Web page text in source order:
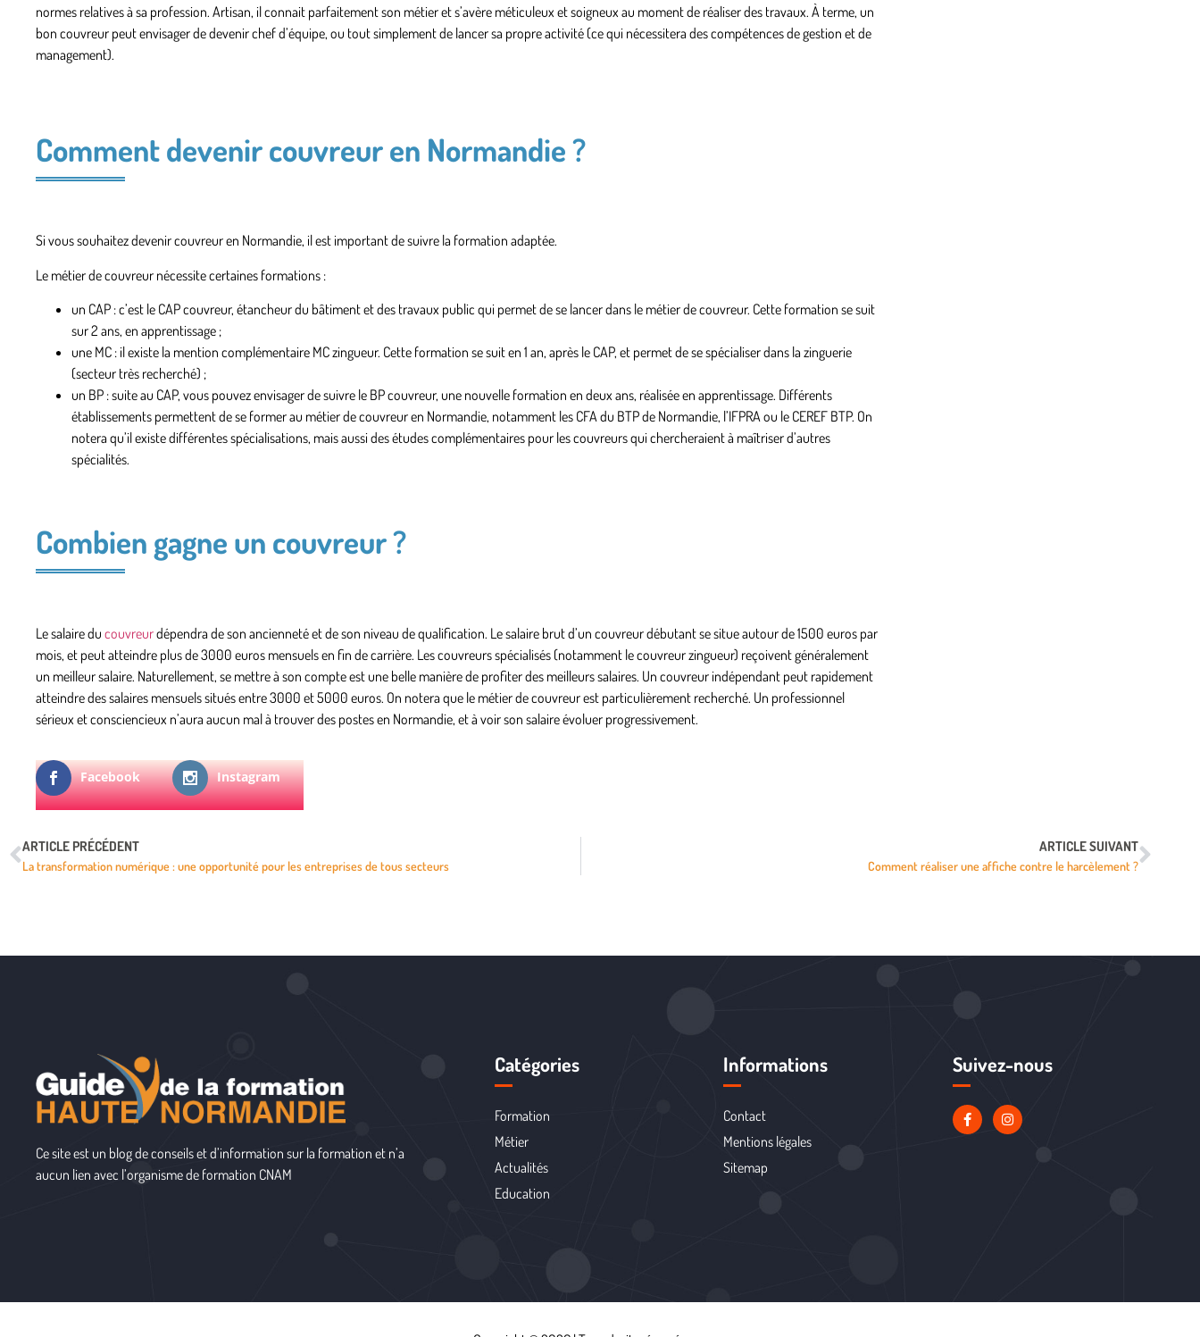
normes relatives à sa profession. Artisan, il connait parfaitement son métier et s’avère méticuleux et soigneux au moment de réaliser des travaux. À terme, un
bon couvreur peut envisager de devenir chef d’équipe, ou tout simplement de lancer sa propre activité (ce qui nécessitera des compétences de gestion et de
management).
Comment devenir couvreur en Normandie ?
Si vous souhaitez devenir couvreur en Normandie, il est important de suivre la formation adaptée.
Le métier de couvreur nécessite certaines formations :
un CAP :c’est le CAP couvreur, étancheur du bâtiment et des travaux public qui permet de se lancer dans le métier de couvreur. Cette formation se suit
sur 2 ans, en apprentissage ;
une MC : il existe la mention complémentaire MC zingueur. Cette formation se suit en 1 an, après le CAP, et permet de se spécialiser dans la zinguerie
(secteur très recherché) ;
un BP :suite au CAP, vous pouvez envisager de suivre le BP couvreur, une nouvelle formation en deux ans, réalisée en apprentissage. Différents
établissements permettent de se former au métier de couvreur en Normandie, notamment les CFA du BTP de Normandie, l’IFPRA ou le CEREF BTP. On
notera qu’il existe différentes spécialisations, mais aussi des études complémentaires pour les couvreurs qui chercheraient à maîtriser d’autres
spécialités.
Combien gagne un couvreur ?
Le salaire du couvreurdépendra de son ancienneté et de son niveau de qualification. Le salaire brut d’un couvreur débutant se situe autour de 1500 euros par
mois, et peut atteindre plus de 3000 euros mensuels en fin de carrière. Les couvreurs spécialisés (notamment le couvreur zingueur) reçoivent généralement
un meilleur salaire. Naturellement, se mettre à son compte est une belle manière de profiter des meilleurs salaires. Un couvreur indépendant peut rapidement
atteindre des salaires mensuels situés entre 3000 et 5000 euros. On notera que le métier de couvreur est particulièrement recherché. Un professionnel
sérieux et consciencieux n’aura aucun mal à trouver des postes en Normandie, et à voir son salaire évoluer progressivement.
Facebook Instagram
ARTICLE PRÉCÉDENT
La transformation numérique : une opportunité pour les entreprises de tous secteurs
ARTICLE SUIVANT
Comment réaliser une affiche contre le harcèlement ?
Ce site est un blog de conseils et d’information sur la formation et n’a
aucun lien avec l’organisme de formation CNAM
Catégories
Formation
Métier
Actualités
Education
Informations
Contact
Mentions légales
Sitemap
Suivez-nous